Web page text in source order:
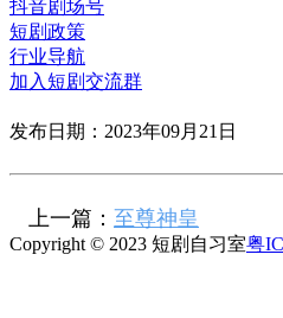
抖音剧场号
短剧政策
行业导航
加入短剧交流群
发布日期：2023年09月21日
上一篇： 至尊神皇
Copyright © 2023 短剧自习室粤